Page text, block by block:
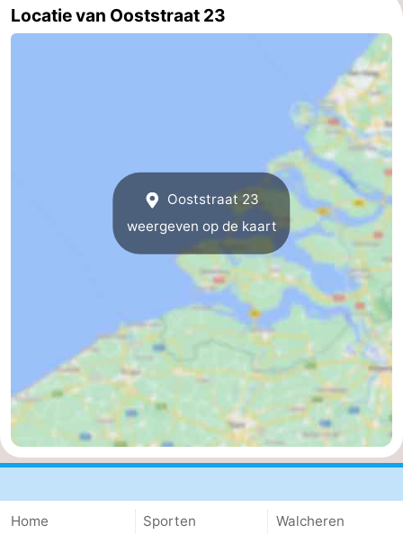
Kop
-
Walcherse
bos
Vlissingen
-
Middelburg
Zeeuws-
Nieuwvliet
-
Locatie van Ooststraat 23
Ooststraat 23
weergeven op de kaart
Home
Sporten
Walcheren